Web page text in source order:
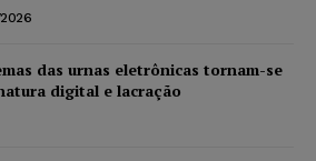
das urnas eletrônicas tornam-se
digital e lacração